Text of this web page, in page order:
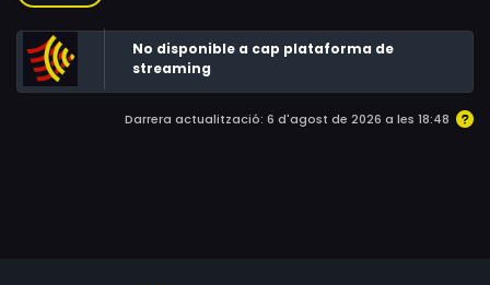
No disponible a cap plataforma de
streaming
Darrera actualització: 6 d'agost de 2026 a les 18:48